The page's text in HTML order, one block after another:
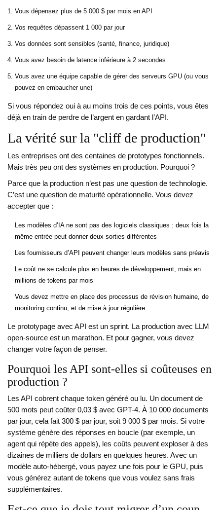
Vous dépensez plus de 5 000 $ par mois en API
Vos requêtes dépassent 1 000 par jour
Vos données sont sensibles (santé, finance, juridique)
Vous avez besoin de latence inférieure à 2 secondes
Vous avez une équipe capable de gérer des serveurs GPU (ou vous
pouvez en embaucher une)
Si vous répondez oui à au moins trois de ces points, vous êtes
déjà en train de perdre de l’argent en gardant l’API.
La vérité sur la "cliff de production"
Les entreprises ont des centaines de prototypes fonctionnels.
Mais très peu ont des systèmes en production. Pourquoi ?
Parce que la production n’est pas une question de technologie.
C’est une question de maturité opérationnelle. Vous devez
accepter que :
Les modèles d’IA ne sont pas des logiciels classiques : deux fois la
même entrée peut donner deux sorties différentes
Les fournisseurs d’API peuvent changer leurs modèles sans préavis
Le coût ne se calcule plus en heures de développement, mais en
millions de tokens par mois
Vous devez mettre en place des processus de révision humaine, de
monitoring continu, et de mise à jour régulière
Le prototypage avec API est un sprint. La production avec LLM
open-source est un marathon. Et pour gagner, vous devez
changer votre façon de penser.
Pourquoi les API sont-elles si coûteuses en
production ?
Les API cobrent chaque token généré ou lu. Un document de
500 mots peut coûter 0,03 $ avec GPT-4. À 10 000 documents
par jour, cela fait 300 $ par jour, soit 9 000 $ par mois. Si votre
système génère des réponses en boucle (par exemple, un
agent qui répète des appels), les coûts peuvent exploser à des
dizaines de milliers de dollars en quelques heures. Avec un
modèle auto-hébergé, vous payez une fois pour le GPU, puis
vous générez autant de tokens que vous voulez sans frais
supplémentaires.